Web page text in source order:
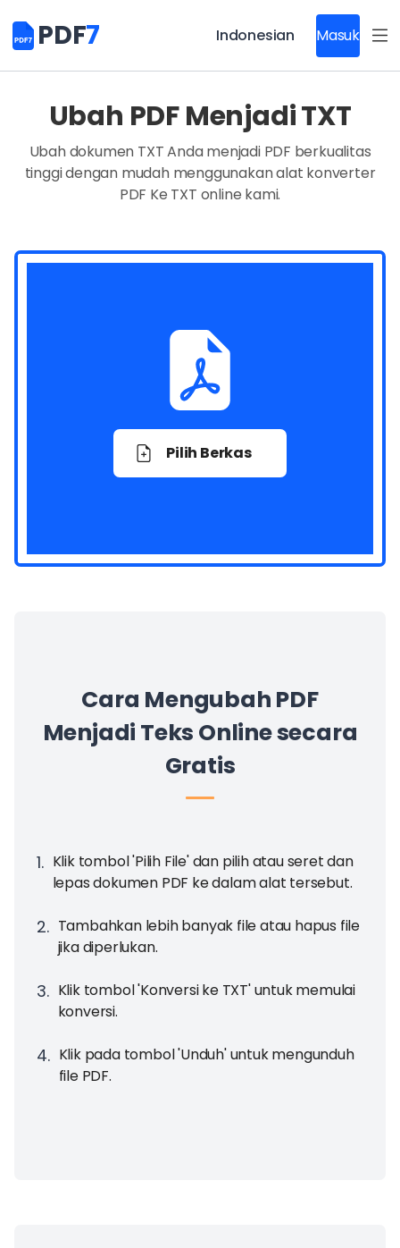
PDF7 Indonesian Masuk
Ubah PDF Menjadi TXT
Ubah dokumen TXT Anda menjadi PDF berkualitas
tinggi dengan mudah menggunakan alat konverter
PDF Ke TXT online kami.
Pilih Berkas
Cara Mengubah PDF
Menjadi Teks Online secara
Gratis
1. Klik tombol 'Pilih File' dan pilih atau seret dan
lepas dokumen PDF ke dalam alat tersebut.
2. Tambahkan lebih banyak file atau hapus file
jika diperlukan.
3. Klik tombol 'Konversi ke TXT' untuk memulai
konversi.
4. Klik pada tombol 'Unduh' untuk mengunduh
file PDF.